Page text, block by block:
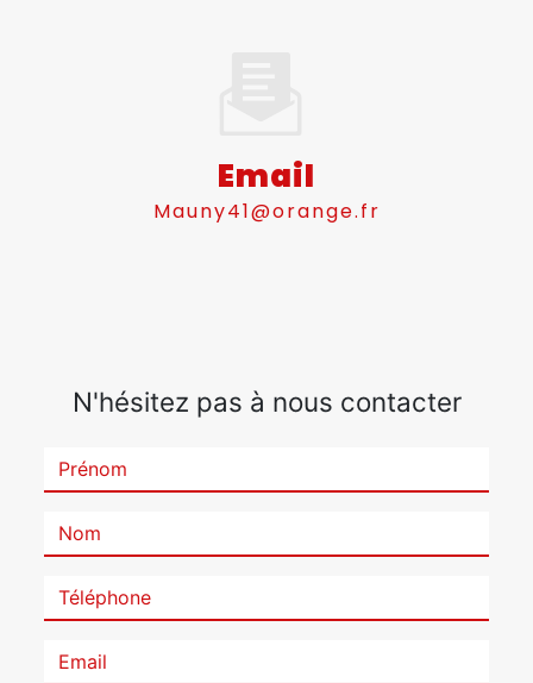
Email
mauny41@orange.fr
N'hésitez pas à nous contacter